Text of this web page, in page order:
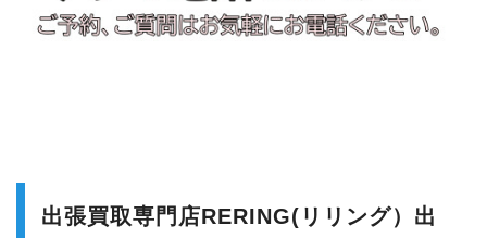
出張買取専門店RERING(リリング）出